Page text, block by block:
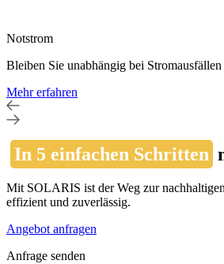
Notstrom
Bleiben Sie unabhängig bei
Mehr erfahren
In 5 einfachen Schritten
Mit SOLARIS ist der Weg zur
effizient und zuverlässig.
Angebot anfragen
Anfrage senden